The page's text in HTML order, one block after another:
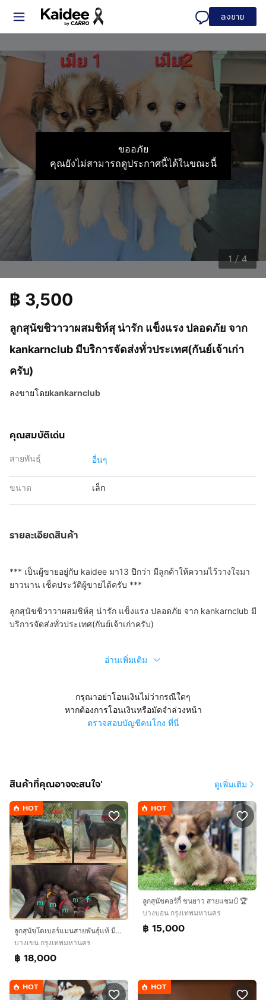
ลงขาย
ขออภัย
คุณยังไม่สามารถดูประกาศนี้ได้ในขณะนี้
1/4
ลูกสุนัขชิวาวาผสมชิห์สุ น่ารัก แข็งแรง ปลอดภัย จาก
kankarnclub มีบริการจัดส่งทั่วประเทศ(กันย์เจ้าเก่า
ครับ)
฿ 3,500
ลงขายโดยkankarnclub
คุณสมบัติเด่น
สายพันธุ์ อื่นๆ
ขนาด เล็ก
รายละเอียดสินค้า
*** เป็นผู้ขายอยู่กับ kaidee มา13 ปีกว่า มีลูกค้าให้ความไว้วางใจมา
ยาวนาน เช็คประวัติผู้ขายได้ครับ ***
ลูกสุนัขชิวาวาผสมชิห์สุ น่ารัก แข็งแรง ปลอดภัย จาก kankarnclub มี
บริการจัดส่งทั่วประเทศ(กันย์เจ้าเก่าครับ)
อ่านเพิ่มเติม
กรุณาอย่าโอนเงินไม่ว่ากรณีใดๆ
หากต้องการโอนเงินหรือมัดจำล่วงหน้า
ตรวจสอบบัญชีคนโกง ที่นี่
สินค้าที่คุณอาจจะสนใจ' ดูเพิ่มเติม
HOT
ลูกสุนัขโดเบอร์แมนสายพันธุ์แท้ มีใบเพ็ดดีกรี จาก kankarnclub มีจัดส่งทั่วประเทศ(กันย์เจ้าเก่าครับ)
บางเขน กรุงเทพมหานคร
฿ 18,000
HOT
ลูกสุนัขคอร์กี้ ขนยาว สายแชมป์ 🏆
บางบอน กรุงเทพมหานคร
฿ 15,000
HOT HOT